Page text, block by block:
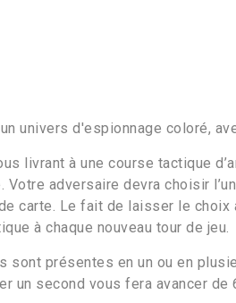
univers d'espionnage coloré,
livrant à une course tactique
adversaire devra choisir
carte. Le fait de laisser le choix
à chaque nouveau tour de jeu.
présentes en un ou en
un second vous fera avancer